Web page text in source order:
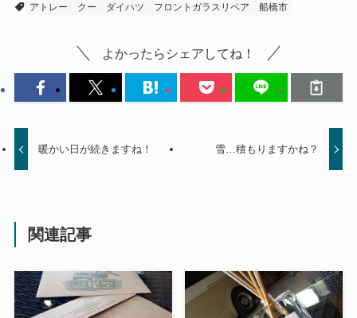
アトレー
クー ダイハツ フロントガラスリペア 船橋市
よかったらシェアしてね！
暖かい日が続きますね！ 雪…積もりますかね？
関連記事